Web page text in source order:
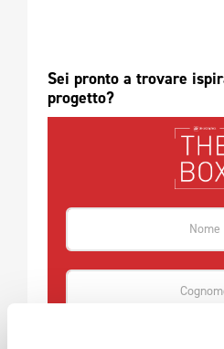
Sei pronto a trovare
progetto?